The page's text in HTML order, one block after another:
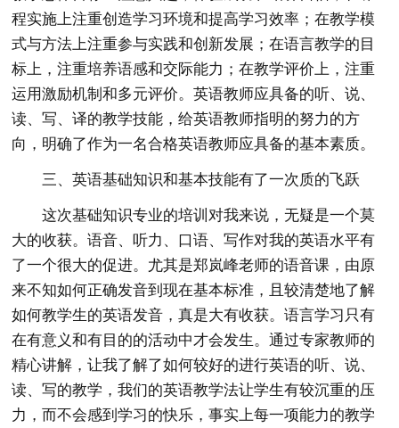
程实施上注重创造学习环境和提高学习效率；在教学模
式与方法上注重参与实践和创新发展；在语言教学的目
标上，注重培养语感和交际能力；在教学评价上，注重
运用激励机制和多元评价。英语教师应具备的听、说、
读、写、译的教学技能，给英语教师指明的努力的方
向，明确了作为一名合格英语教师应具备的基本素质。
三、英语基础知识和基本技能有了一次质的飞跃
这次基础知识专业的培训对我来说，无疑是一个莫
大的收获。语音、听力、口语、写作对我的英语水平有
了一个很大的促进。尤其是郑岚峰老师的语音课，由原
来不知如何正确发音到现在基本标准，且较清楚地了解
如何教学生的英语发音，真是大有收获。语言学习只有
在有意义和有目的的活动中才会发生。通过专家教师的
精心讲解，让我了解了如何较好的进行英语的听、说、
读、写的教学，我们的英语教学法让学生有较沉重的压
力，而不会感到学习的快乐，事实上每一项能力的教学